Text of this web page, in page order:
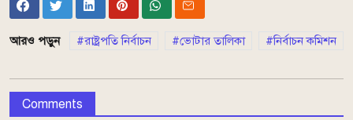
আরও পড়ুন রাষ্ট্রপতি নির্বাচন ভোটার তালিকা নির্বাচন কমিশন
Comments